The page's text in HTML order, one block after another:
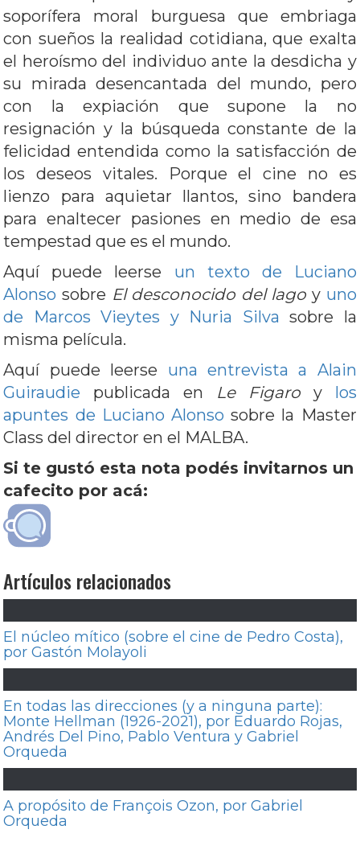
soporífera moral burguesa que embriaga
con sueños la realidad cotidiana, que exalta
el heroísmo del individuo ante la desdicha y
su mirada desencantada del mundo, pero
con la expiación que supone la no
resignación y la búsqueda constante de la
felicidad entendida como la satisfacción de
los deseos vitales. Porque el cine no es
lienzo para aquietar llantos, sino bandera
para enaltecer pasiones en medio de esa
tempestad que es el mundo.
Aquí puede leerse un texto de Luciano
Alonso sobre El desconocido del lago y uno
de Marcos Vieytes y Nuria Silva sobre la
misma película.
Aquí puede leerse una entrevista a Alain
Guiraudie publicada en Le Figaroy los
apuntes de Luciano Alonso sobre la Master
Class del director en el MALBA.
Si te gustó esta nota podés invitarnos un
cafecito por acá:
Artículos relacionados
El núcleo mítico (sobre el cine de Pedro Costa),
por Gastón Molayoli
En todas las direcciones (y a ninguna parte):
Monte Hellman (1926-2021), por Eduardo Rojas,
Andrés Del Pino, Pablo Ventura y Gabriel
Orqueda
A propósito de François Ozon, por Gabriel
Orqueda